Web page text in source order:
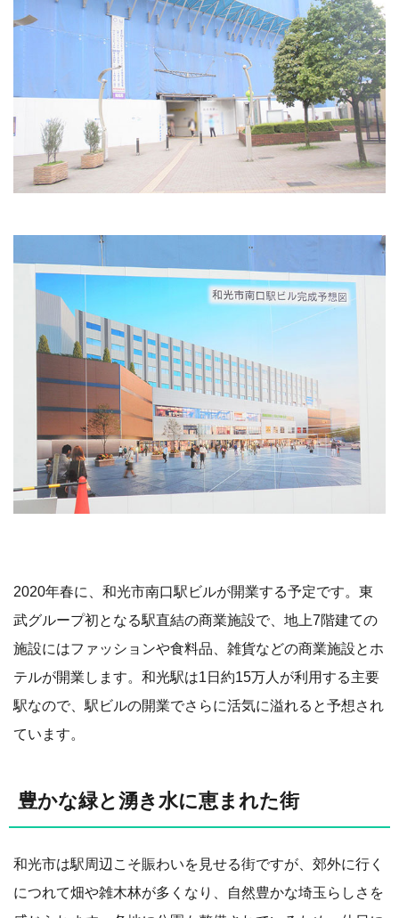
2020年春に、和光市南口駅ビルが開業する予定です。東
武グループ初となる駅直結の商業施設で、地上7階建ての
施設にはファッションや食料品、雑貨などの商業施設とホ
テルが開業します。和光駅は1日約15万人が利用する主要
駅なので、駅ビルの開業でさらに活気に溢れると予想され
ています。
豊かな緑と湧き水に恵まれた街
和光市は駅周辺こそ賑わいを見せる街ですが、郊外に行く
につれて畑や雑木林が多くなり、自然豊かな埼玉らしさを